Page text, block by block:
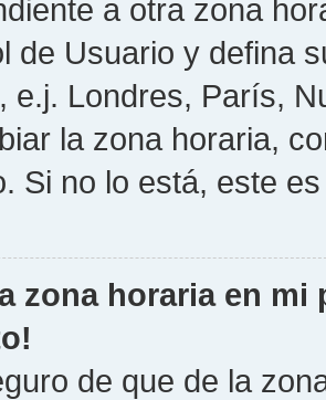
a otra zona
de Usuario y defina
e.j. Londres, París,
la zona horaria,
Si no lo está, este
zona horaria en
de que de la